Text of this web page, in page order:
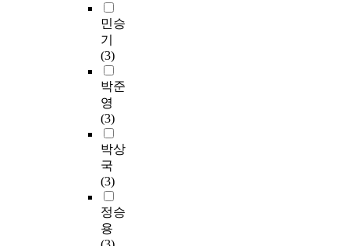
민승
기
(3)
박준
영
(3)
박상
국
(3)
정승
용